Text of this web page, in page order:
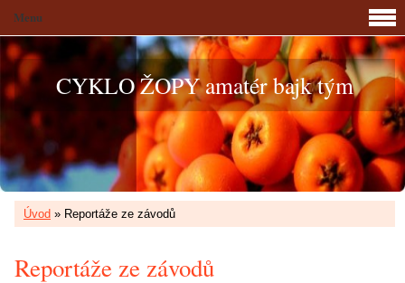
CYKLO ŽOPY amatér bajk tým
Úvod » Reportáže ze závodů
Reportáže ze závodů
Menu